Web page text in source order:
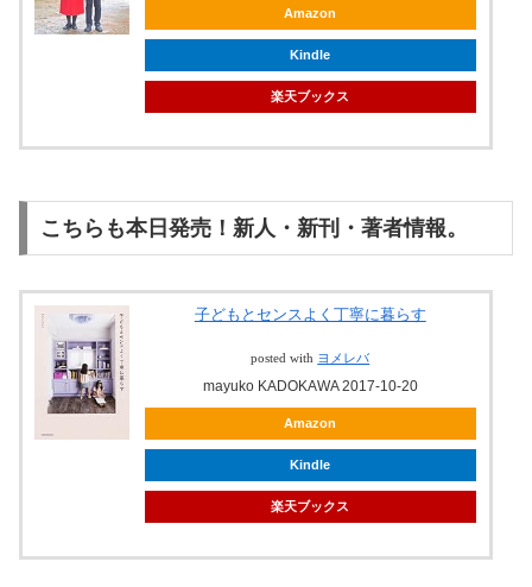
Amazon
Kindle
楽天ブックス
こちらも本日発売！新人・新刊・著者情報。
子どもとセンスよく丁寧に暮らす
posted with ヨメレバ
mayuko KADOKAWA 2017-10-20
Amazon
Kindle
楽天ブックス